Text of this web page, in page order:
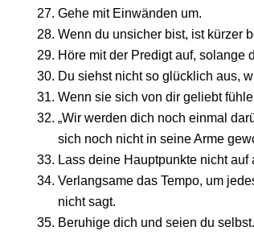
Gehe mit Einwänden um.
Wenn du unsicher bist, ist kürzer
Höre mit der Predigt auf, solange
Du siehst nicht so glücklich aus,
Wenn sie sich von dir geliebt
„Wir werden dich noch einmal
sich noch nicht in seine Arme
Lass deine Hauptpunkte nicht
Verlangsame das Tempo, um
nicht sagt.
Beruhige dich und seien du selbst.